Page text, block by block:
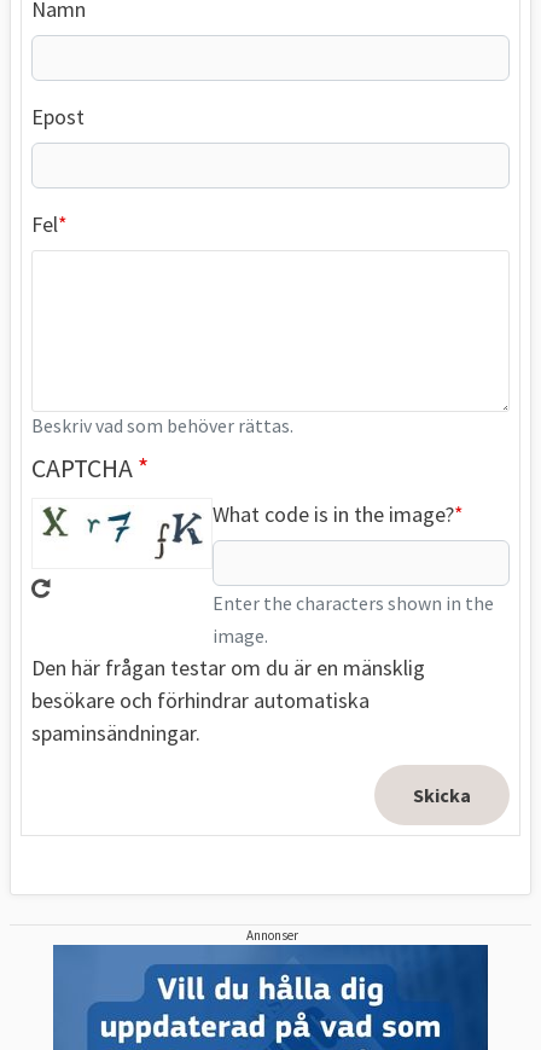
Namn
Epost
Fel
Beskriv vad som behöver rättas.
CAPTCHA
What code is in the image?
Enter the characters shown in the
image.
Den här frågan testar om du är en mänsklig
besökare och förhindrar automatiska
spaminsändningar.
Annonser